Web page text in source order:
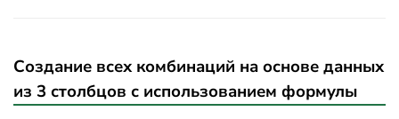
Создание всех комбинаций на основе данных
из 3 столбцов с использованием формулы